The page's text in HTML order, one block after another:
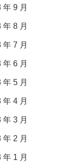
年 9 月
年 8 月
年 7 月
年 6 月
年 5 月
年 4 月
年 3 月
年 2 月
年 1 月